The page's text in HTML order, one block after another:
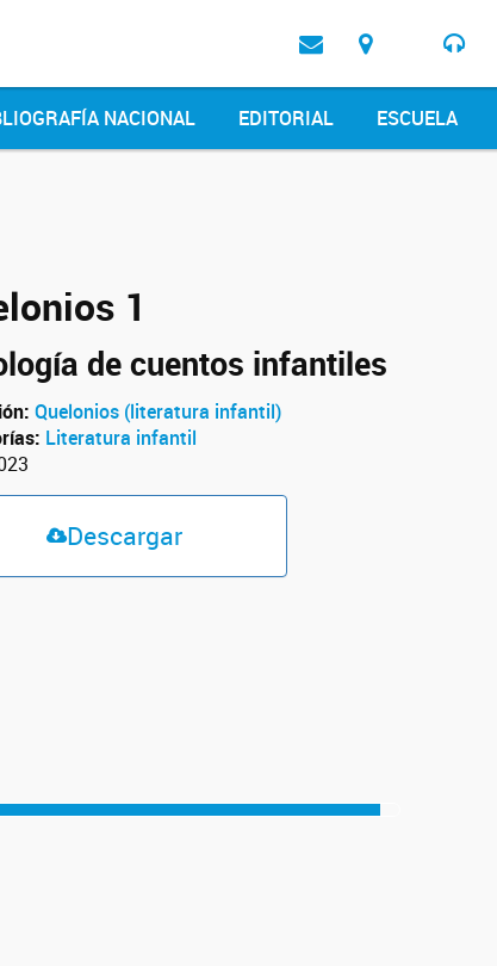
NACIONAL EDITORIAL ESCUELA
1
de cuentos infantiles
Quelonios (literatura infantil)
Literatura infantil
Descargar